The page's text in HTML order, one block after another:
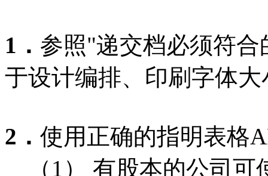
1． 参照"递交档必须符
于设计编排、印刷字体
2． 使用正确的指明表格
（1） 有股本的公司可